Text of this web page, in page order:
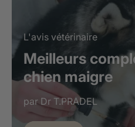
L'avis vétérinaire
Meilleurs
chien maigre
par Dr T.PRADEL